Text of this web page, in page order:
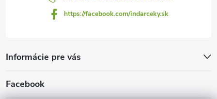
https://facebook.com/indarceky.sk
Informácie pre vás
Facebook